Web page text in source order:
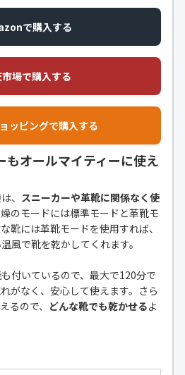
で購入する
場で購入する
ッピングで購入する
もオールマイティーに使え
、 スニーカーや革靴に関係なく使
のモードには標準モードと革靴モ
靴には革靴モードを使用すれば、
風で靴を乾かしてくれます。
付いているので、最大で120分で
がなく、安心して使えます。さら
るので、 どんな靴でも乾かせるよ